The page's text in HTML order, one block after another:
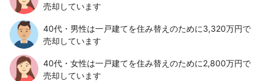
売却しています
40代・男性は一戸建てを住み替えのために3,320万円で
売却しています
40代・女性は一戸建てを住み替えのために2,800万円で
売却しています